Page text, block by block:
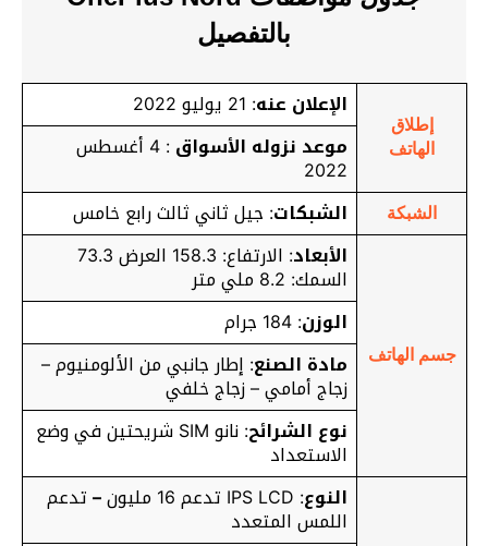
بالتفصيل
إطلاق
الهاتف
الإعلان عنه: 21 يوليو 2022
موعد نزوله الأسواق
: 4 أغسطس
2022
الشبكة الشبكات: جيل ثاني ثالث رابع خامس
جسم الهاتف
الأبعاد : الارتفاع: 158.3 العرض 73.3
السمك: 8.2 ملي متر
الوزن: 184 جرام
مادة الصنع: إطار جانبي من الألومنيوم –
زجاج أمامي – زجاج خلفي
نوع الشرائح
: نانو SIM شريحتين في وضع
الاستعداد
النوع: IPS LCD تدعم 16 مليون –تدعم
اللمس المتعدد